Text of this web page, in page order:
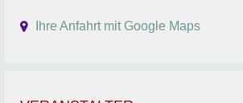
Ihre Anfahrt mit Google Maps